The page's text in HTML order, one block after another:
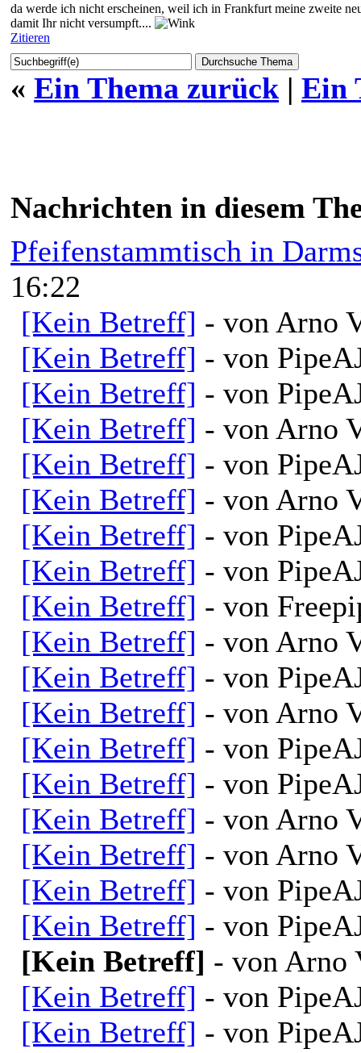
da werde ich nicht erscheinen, weil ich in Frankfurt meine zweite
damit Ihr nicht versumpft....
Zitieren
« Ein Thema zurück | Ein
Nachrichten in diesem
Pfeifenstammtisch in
16:22
[Kein Betreff] - von Arno
[Kein Betreff] - von
[Kein Betreff] - von
[Kein Betreff] - von Arno
[Kein Betreff] - von
[Kein Betreff] - von Arno
[Kein Betreff] - von
[Kein Betreff] - von
[Kein Betreff] - von
[Kein Betreff] - von Arno
[Kein Betreff] - von
[Kein Betreff] - von Arno
[Kein Betreff] - von
[Kein Betreff] - von
[Kein Betreff] - von Arno
[Kein Betreff] - von Arno
[Kein Betreff] - von
[Kein Betreff] - von
[Kein Betreff] - von Arno
[Kein Betreff] - von
[Kein Betreff] - von